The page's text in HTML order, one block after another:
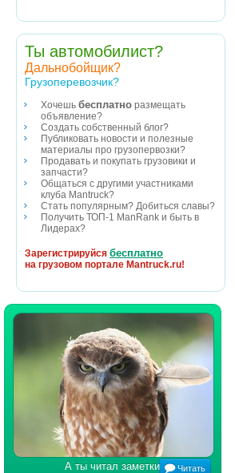
Ты автомобилист?
Дальнобойщик?
Грузоперевозчик?
Хочешь бесплатно размещать
объявление?
Создать собственный блог?
Публиковать новости и полезные
материалы про грузопервозки?
Продавать и покупать грузовики и
запчасти?
Общаться с другими участниками
клуба Mantruck?
Стать популярным? Добиться славы?
Получить ТОП-1 ManRank и быть в
Лидерах?
Зарегистрируйся бесплатно
на грузовом портале Mantruck.ru!
А ты читал заметки
Читать